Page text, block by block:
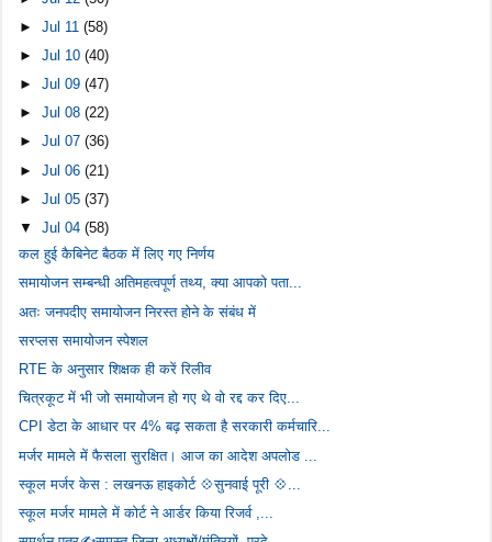
►Jul 11(58)
►Jul 10(40)
►Jul 09(47)
►Jul 08(22)
►Jul 07(36)
►Jul 06(21)
►Jul 05(37)
▼Jul 04(58)
कल हुई कैबिनेट बैठक में लिए गए निर्णय
समायोजन सम्बन्धी अतिमहत्वपूर्ण तथ्य, क्या आपको पता...
अतः जनपदीए समायोजन निरस्त होने के संबंध में
सरप्लस समायोजन स्पेशल
RTE के अनुसार शिक्षक ही करें रिलीव
चित्रकूट में भी जो समायोजन हो गए थे वो रद्द कर दिए...
CPI डेटा के आधार पर 4% बढ़ सकता है सरकारी कर्मचारि...
मर्जर मामले में फैसला सुरक्षित। आज का आदेश अपलोड ...
स्कूल मर्जर केस : लखनऊ हाइकोर्ट 💠सुनवाई पूरी 💠...
स्कूल मर्जर मामले में कोर्ट ने आर्डर किया रिजर्व ,...